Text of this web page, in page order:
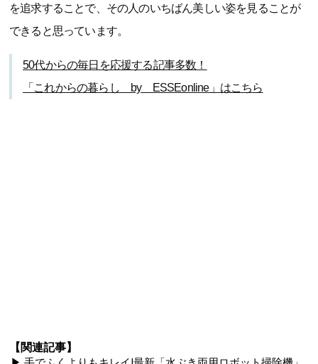
を追求することで、その人のいちばん美しい姿を見ることが
できると思っています。
50代からの毎日を応援する記事多数！
「これからの暮らし by ESSEonline」はこちら
【関連記事】